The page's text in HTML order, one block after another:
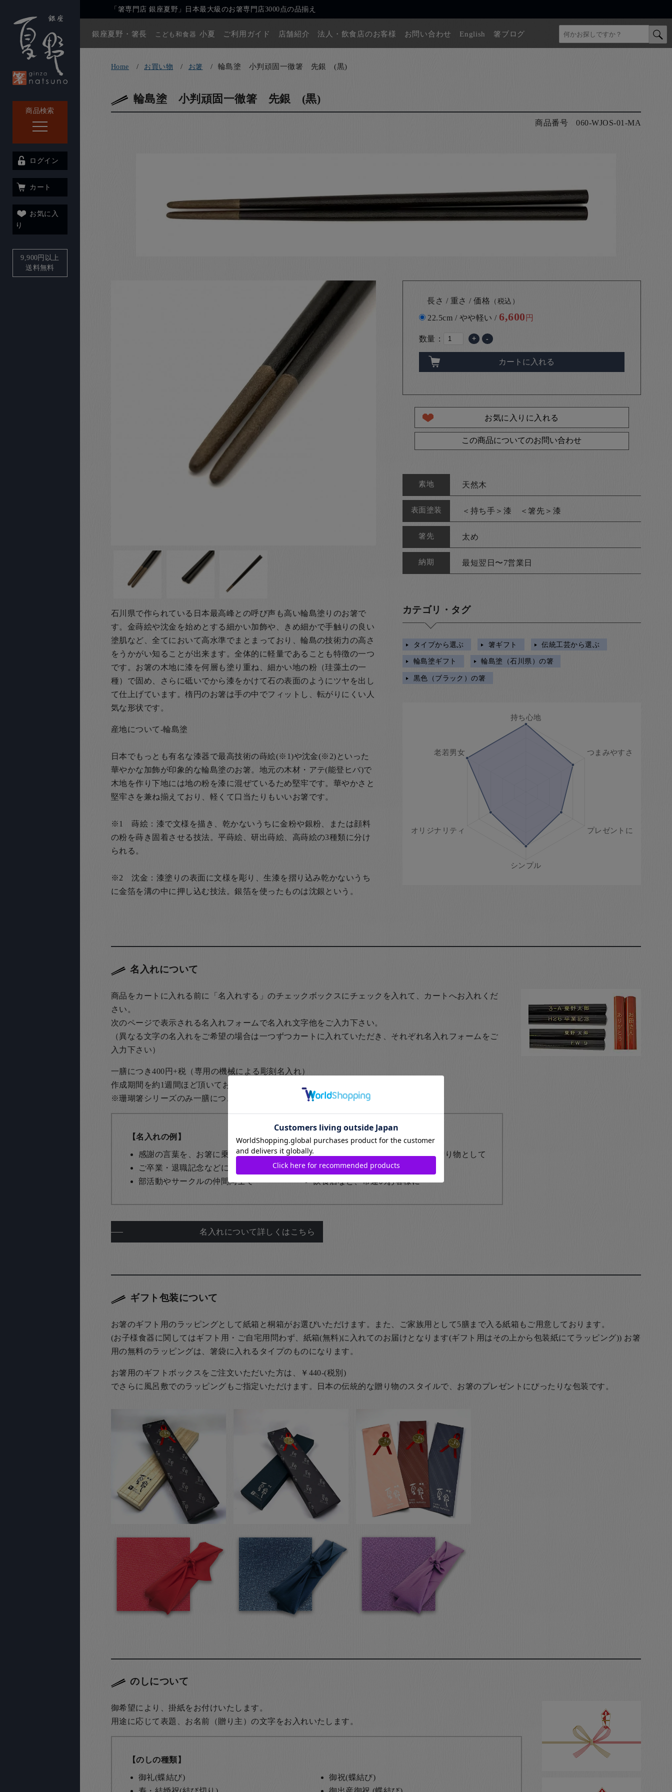
商品検索
「箸専門店 銀座夏野」日本最大級のお箸専門店3000点の品揃え
銀座夏野・箸長 こども和食器 小夏 ご利用ガイド 店舗紹介 法人・飲食店のお客様 お問い合わせ English 箸ブログ
ログイン
カート
お気に入
り
9,900円以上
送料無料
Home お買い物 お箸 輪島塗 小判頑固一徹箸 先銀 (黒)
輪島塗 小判頑固一徹箸 先銀 (黒)
商品番号 060-WJOS-01-MA
石川県で作られている日本最高峰との呼び声も高い輪島塗りのお箸で
す。金蒔絵や沈金を始めとする細かい加飾や、きめ細かで手触りの良い
塗肌など、全てにおいて高水準でまとまっており、輪島の技術力の高さ
をうかがい知ることが出来ます。全体的に軽量であることも特徴の一つ
です。 お箸の木地に漆を何層も塗り重ね、細かい地の粉（珪藻土の一
種）で固め、さらに砥いでから漆をかけて石の表面のようにツヤを出し
て仕上げています。楕円のお箸は手の中でフィットし、転がりにくい人
気な形状です。
産地について-輪島塗
日本でもっとも有名な漆器で最高技術の蒔絵(※1)や沈金(※2)といった
華やかな加飾が印象的な輪島塗のお箸。地元の木材・アテ(能登ヒバ)で
木地を作り下地には地の粉を漆に混ぜているため堅牢です。華やかさと
堅牢さを兼ね揃えており、軽くて口当たりもいいお箸です。
※1 蒔絵：漆で文様を描き、乾かないうちに金粉や銀粉、または顔料
の粉を蒔き固着させる技法。平蒔絵、研出蒔絵、高蒔絵の3種類に分け
られる。
※2 沈金：漆塗りの表面に文様を彫り、生漆を摺り込み乾かないうち
に金箔を溝の中に押し込む技法。銀箔を使ったものは沈銀という。
長さ / 重さ / 価格 （税込）
22.5cm / やや軽い / 6,600 円
数量： + -
カートに入れる
お気に入りに入れる
この商品についてのお問い合わせ
素地 天然木
表面塗装 ＜持ち手＞漆 ＜箸先＞漆
箸先 太め
納期 最短翌日〜7営業日
カテゴリ・タグ
タイプから選ぶ 箸ギフト 伝統工芸から選ぶ
輪島塗ギフト 輪島塗（石川県）の箸
黒色（ブラック）の箸
名入れについて
商品をカートに入れる前に「名入れする」のチェックボックスにチェックを入れて、カートへお入れくだ
さい。
次のページで表示される名入れフォームで名入れ文字他をご入力下さい。
（異なる文字の名入れをご希望の場合は一つずつカートに入れていただき、それぞれ名入れフォームをご
入力下さい）
一膳につき400円+税（専用の機械による彫刻名入れ）
作成期間を約1週間ほど頂いております。
※珊瑚箸シリーズのみ一膳につき1,200円+税
（レーザーを使用した名入れ）
【名入れの例】
感謝の言葉を、お箸に乗せて
ご結婚やお誕生日など特別な日の贈り物として
ご卒業・退職記念などに
ご家族でお揃いの箸に名前を入れて
部活動やサークルの仲間同士で
飲食店など、常連のお客様に
名入れについて詳しくはこちら
ギフト包装について
お箸のギフト用のラッピングとして紙箱と桐箱がお選びいただけます。また、ご家族用として5膳まで入る紙箱もご用意しております。
(お子様食器に関してはギフト用・ご自宅用問わず、紙箱(無料)に入れてのお届けとなります(ギフト用はその上から包装紙にてラッピング)) お箸
用の無料のラッピングは、箸袋に入れるタイプのものになります。
お箸用のギフトボックスをご注文いただいた方は、￥440-(税別)
でさらに風呂敷でのラッピングもご指定いただけます。日本の伝統的な贈り物のスタイルで、お箸のプレゼントにぴったりな包装です。
のしについて
御希望により、掛紙をお付けいたします。
用途に応じて表題、お名前（贈り主）の文字をお入れいたします。
【のしの種類】
御礼(蝶結び)
御祝(蝶結び)